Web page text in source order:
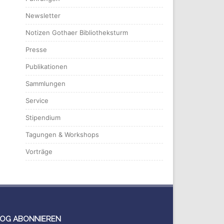
Newsletter
Notizen Gothaer Bibliotheksturm
Presse
Publikationen
Sammlungen
Service
Stipendium
Tagungen & Workshops
Vorträge
ABONNIEREN